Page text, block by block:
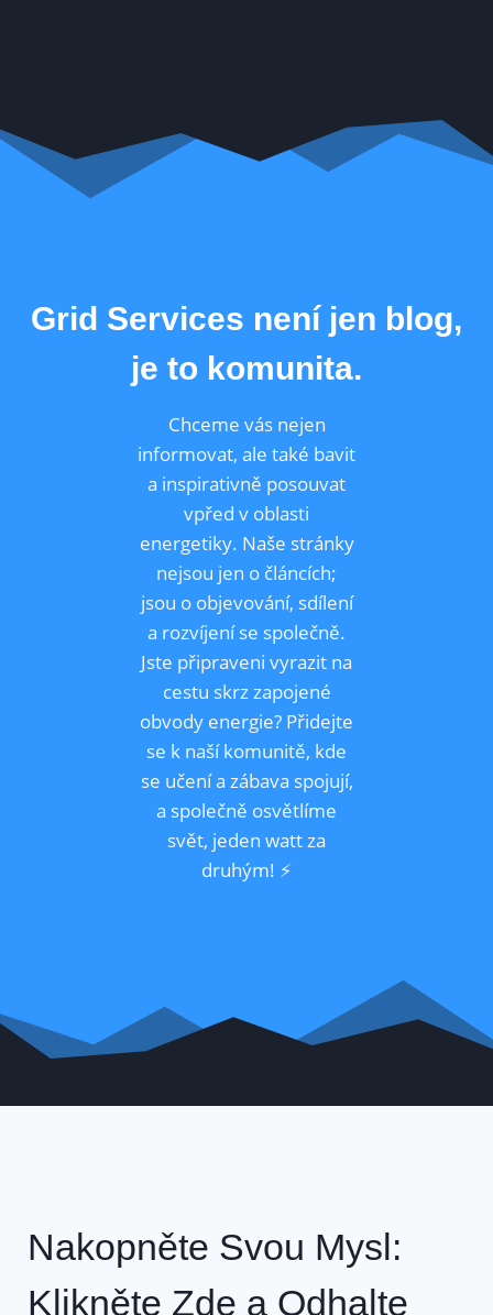
u
š
v
a
e
l
ů
k
i
p
n
a
s
n
p
o
d
e
j
n
y
a
e
s
h
o
p
y
Grid Services není jen blog,
je to komunita.
Chceme vás nejen
informovat, ale také bavit
a inspirativně posouvat
vpřed v oblasti
energetiky. Naše stránky
nejsou jen o článcích;
jsou o objevování, sdílení
a rozvíjení se společně.
Jste připraveni vyrazit na
cestu skrz zapojené
obvody energie? Přidejte
se k naší komunitě, kde
se učení a zábava spojují,
a společně osvětlíme
svět, jeden watt za
druhým! ⚡
Nakopněte Svou Mysl:
Klikněte Zde a Odhalte